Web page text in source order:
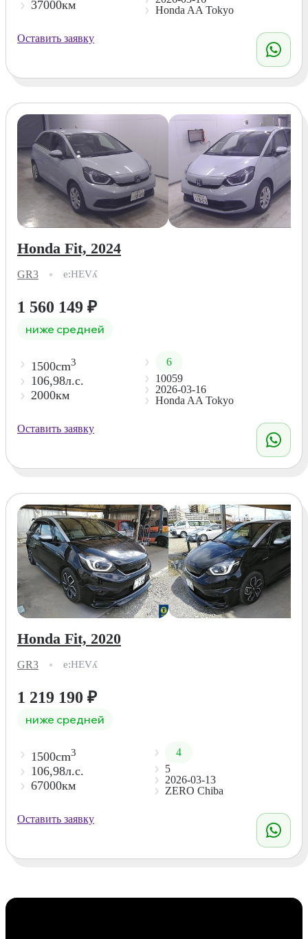
37000км
Honda AA Tokyo
Оставить заявку
Honda Fit, 2024
GR3 e:HEVʎ
1 560 149 ₽
ниже средней
1500cm3
106,98л.с.
2000км
6
10059
2026-03-16
Honda AA Tokyo
Оставить заявку
Honda Fit, 2020
GR3 e:HEVʎ
1 219 190 ₽
ниже средней
1500cm3
106,98л.с.
67000км
4
5
2026-03-13
ZERO Chiba
Оставить заявку